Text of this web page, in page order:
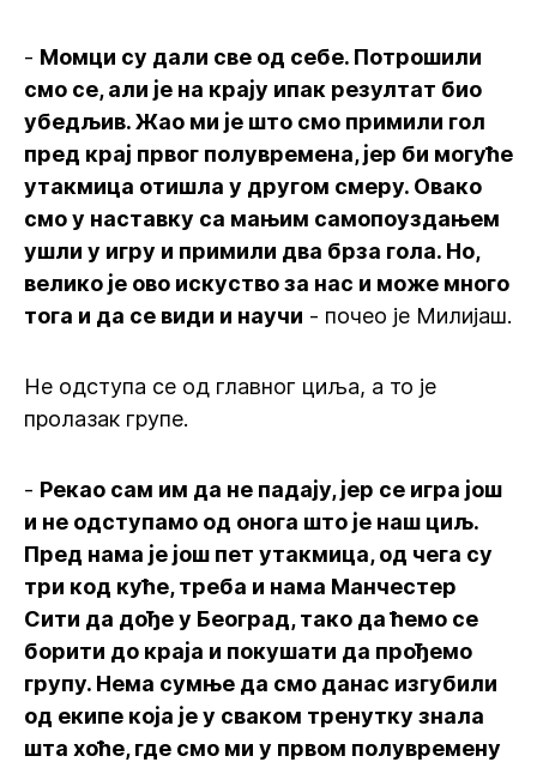
- Момци су дали све од себе. Потрошили
смо се, али је на крају ипак резултат био
убедљив. Жао ми је што смо примили гол
пред крај првог полувремена, јер би могуће
утакмица отишла у другом смеру. Овако
смо у наставку са мањим самопоуздањем
ушли у игру и примили два брза гола. Но,
велико је ово искуство за нас и може много
тога и да се види и научи - почео је Милијаш.
Не одступа се од главног циља, а то је
пролазак групе.
- Рекао сам им да не падају, јер се игра још
и не одступамо од онога што је наш циљ.
Пред нама је још пет утакмица, од чега су
три код куће, треба и нама Манчестер
Сити да дође у Београд, тако да ћемо се
борити до краја и покушати да прођемо
групу. Нема сумње да смо данас изгубили
од екипе која је у сваком тренутку знала
шта хоће, где смо ми у првом полувремену